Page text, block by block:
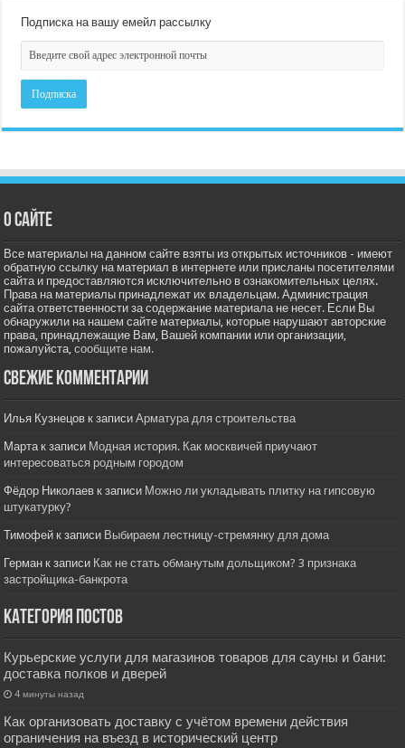
Подписка на вашу емейл рассылку
О сайте
Все материалы на данном сайте взяты из открытых источников - имеют
обратную ссылку на материал в интернете или присланы посетителями
сайта и предоставляются исключительно в ознакомительных целях.
Права на материалы принадлежат их владельцам. Администрация
сайта ответственности за содержание материала не несет. Если Вы
обнаружили на нашем сайте материалы, которые нарушают авторские
права, принадлежащие Вам, Вашей компании или организации,
пожалуйста,сообщите нам.
Свежие комментарии
Илья Кузнецов к записиАрматура для строительства
Мартак записи Модная история. Как москвичей приучают
интересоваться родным городом
Фёдор Николаев к записи Можно ли укладывать плитку на гипсовую
штукатурку?
Тимофей к записи Выбираем лестницу-стремянку для дома
Герман к записи Как не стать обманутым дольщиком? 3 признака
застройщика-банкрота
Категория постов
Курьерские услуги для магазинов товаров для сауны и бани:
доставка полков и дверей
4 минуты назад
Как организовать доставку с учётом времени действия
ограничения на въезд в исторический центр